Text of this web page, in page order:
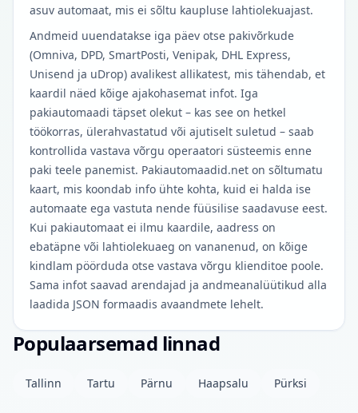
asuv automaat, mis ei sõltu kaupluse lahtiolekuajast.
Andmeid uuendatakse iga päev otse pakivõrkude
(Omniva, DPD, SmartPosti, Venipak, DHL Express,
Unisend ja uDrop) avalikest allikatest, mis tähendab, et
kaardil näed kõige ajakohasemat infot. Iga
pakiautomaadi täpset olekut – kas see on hetkel
töökorras, ülerahvastatud või ajutiselt suletud – saab
kontrollida vastava võrgu operaatori süsteemis enne
paki teele panemist. Pakiautomaadid.net on sõltumatu
kaart, mis koondab info ühte kohta, kuid ei halda ise
automaate ega vastuta nende füüsilise saadavuse eest.
Kui pakiautomaat ei ilmu kaardile, aadress on
ebatäpne või lahtiolekuaeg on vananenud, on kõige
kindlam pöörduda otse vastava võrgu klienditoe poole.
Sama infot saavad arendajad ja andmeanalüütikud alla
laadida JSON formaadis avaandmete lehelt.
Populaarsemad linnad
Tallinn Tartu Pärnu Haapsalu Pürksi